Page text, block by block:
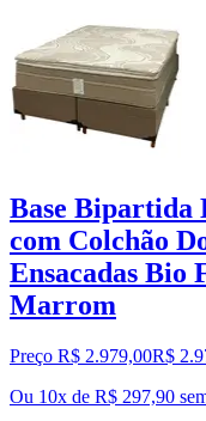
Base Bipartida
com Colchão
Ensacadas Bio
Marrom
Preço R$ 2.979,00R$
Ou 10x de R$ 297,90